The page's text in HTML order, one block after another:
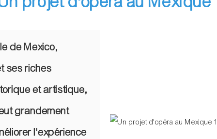
de Mexico,
ses riches
et artistique,
grandement
l'expérience